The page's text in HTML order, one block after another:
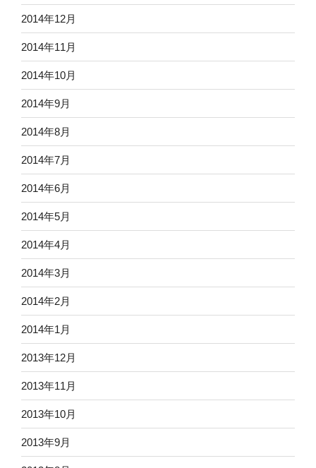
2014年12月
2014年11月
2014年10月
2014年9月
2014年8月
2014年7月
2014年6月
2014年5月
2014年4月
2014年3月
2014年2月
2014年1月
2013年12月
2013年11月
2013年10月
2013年9月